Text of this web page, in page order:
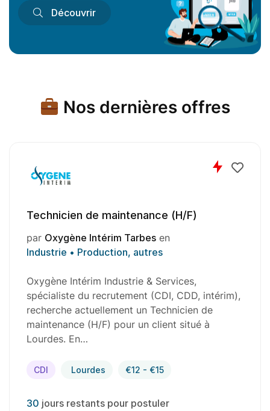
Découvrir
Nos dernières offres
Technicien de maintenance (H/F)
par Oxygène Intérim Tarbes en
Industrie • Production, autres
Oxygène Intérim Industrie & Services,
spécialiste du recrutement (CDI, CDD, intérim),
recherche actuellement un Technicien de
maintenance (H/F) pour un client situé à
Lourdes. En…
CDI Lourdes €12 - €15
30 jours restants pour postuler